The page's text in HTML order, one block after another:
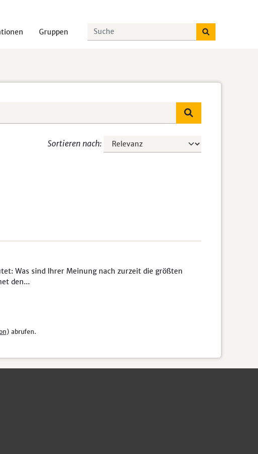
Gruppen
Sortieren nach
Was sind Ihrer Meinung nach zurzeit die größten
den...
) abrufen.